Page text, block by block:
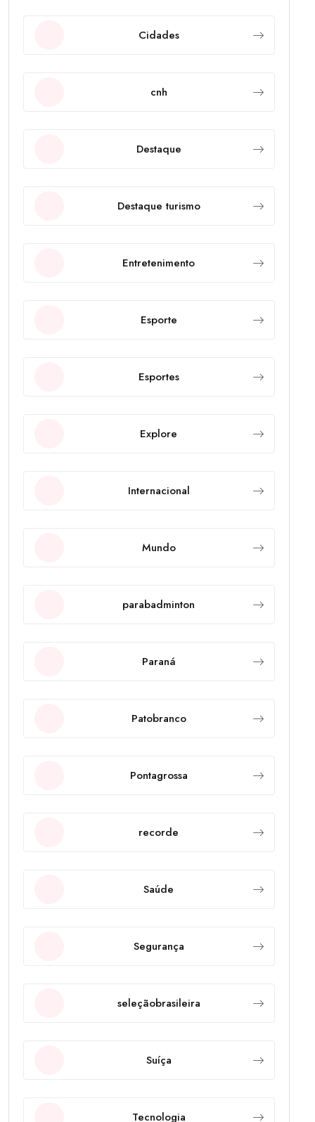
Cidades
cnh
Destaque
Destaque turismo
Entretenimento
Esporte
Esportes
Explore
Internacional
Mundo
parabadminton
Paraná
Patobranco
Pontagrossa
recorde
Saúde
Segurança
seleçãobrasileira
Suíça
Tecnologia